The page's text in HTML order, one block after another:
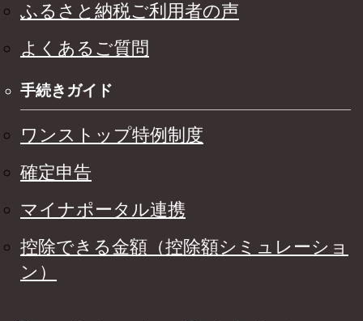
ふるさと納税ご利用者の声
よくあるご質問
手続きガイド
ワンストップ特例制度
確定申告
マイナポータル連携
控除できる金額（控除額シミュレーショ
ン）